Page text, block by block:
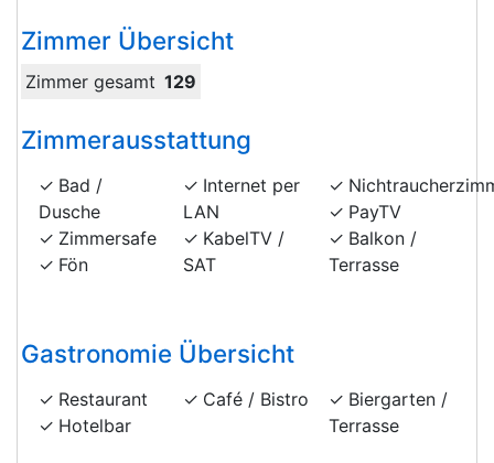
Zimmer Übersicht
Zimmer gesamt 129
Zimmerausstattung
Bad /
Dusche
Zimmersafe
Fön
Internet per
LAN
KabelTV /
SAT
PayTV
Balkon /
Terrasse
Gastronomie Übersicht
Restaurant
Hotelbar
Café / Bistro
Biergarten /
Terrasse